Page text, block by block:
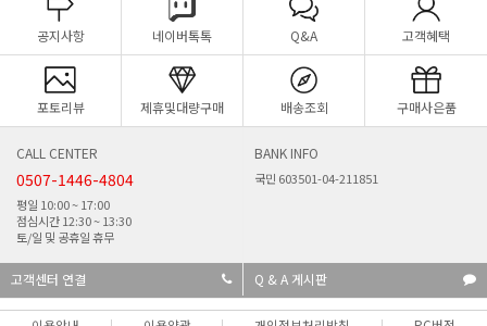
공지사항 네이버톡톡 Q&A 고객혜택
포토리뷰 제휴및대량구매 배송조회 구매사은품
CALL CENTER
0507-1446-4804
평일 10:00 ~ 17:00
점심시간 12:30 ~ 13:30
토/일 및 공휴일 휴무
BANK INFO
국민 603501-04-211851
고객센터 연결 Q & A 게시판